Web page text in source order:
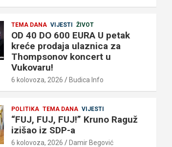
TEMA DANA VIJESTI ŽIVOT
OD 40 DO 600 EURA U petak
kreće prodaja ulaznica za
Thompsonov koncert u
Vukovaru!
6 kolovoza, 2026 Budica Info
POLITIKA TEMA DANA VIJESTI
“FUJ, FUJ, FUJ!” Kruno Raguž
izišao iz SDP-a
6 kolovoza, 2026 Damir Begović